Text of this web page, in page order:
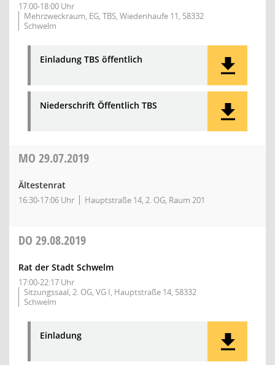
17:00-18:00 Uhr
Mehrzweckraum, EG, TBS, Wiedenhaufe 11, 58332
Schwelm
Einladung TBS öffentlich
Niederschrift Öffentlich TBS
MO 29.07.2019
Ältestenrat
16:30-17:06 Uhr Hauptstraße 14, 2. OG, Raum 201
DO 29.08.2019
Rat der Stadt Schwelm
17:00-22:17 Uhr
Sitzungssaal, 2. OG, VG I, Hauptstraße 14, 58332
Schwelm
Einladung